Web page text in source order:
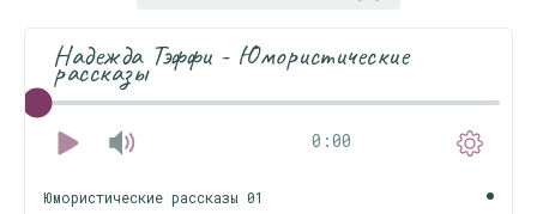
Надежда Тэффи - Юмористические
рассказы
0:00
Юмористические рассказы 01